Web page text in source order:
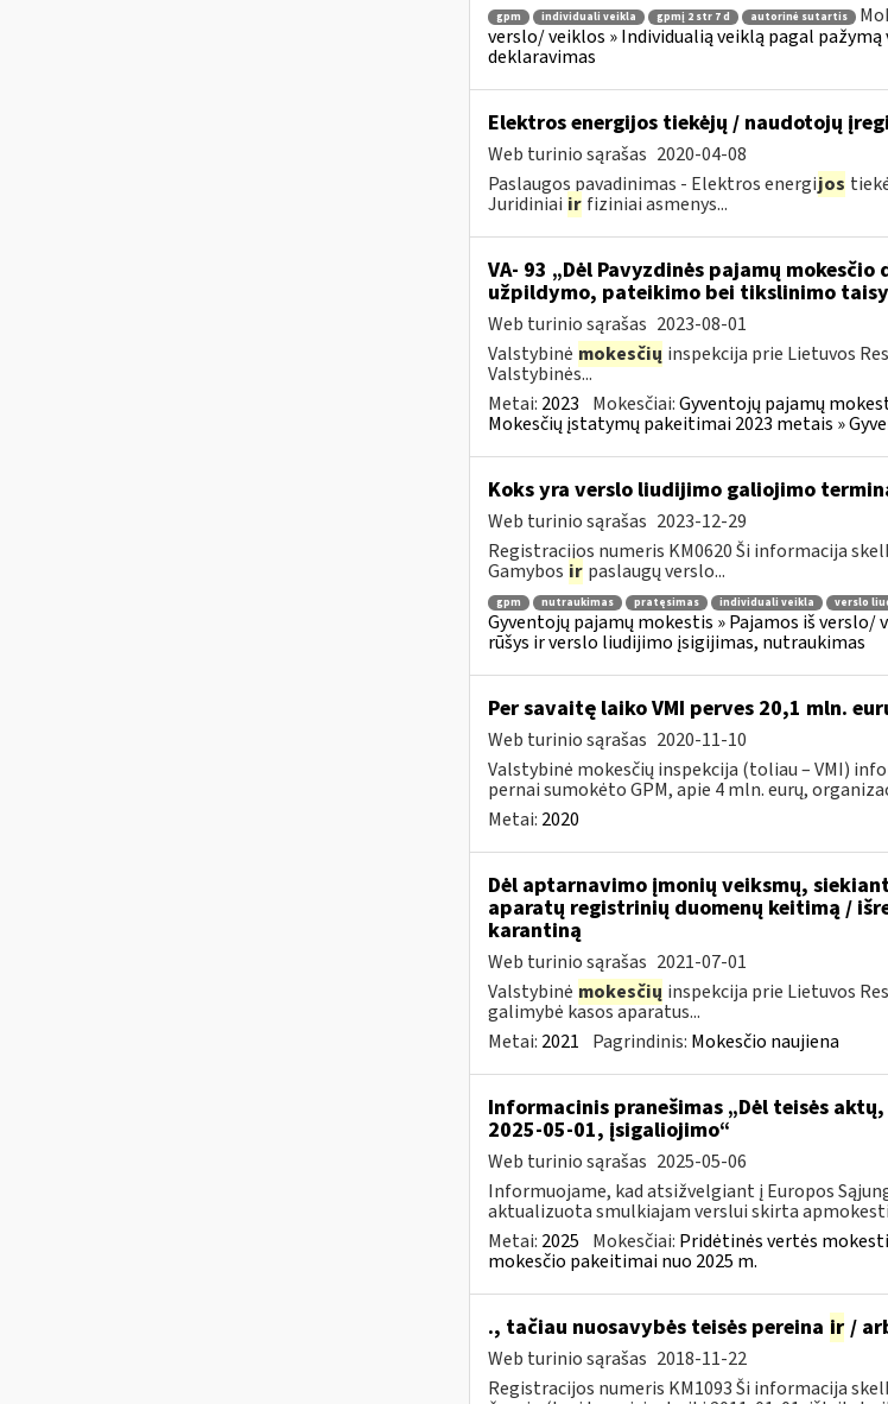
gpm individuali veikla gpmį 2 str 7 d autorinė sutartis
verslo/ veiklos » Individualią veiklą pagal
deklaravimas
Elektros energijos tiekėjų / naudotojų
Web turinio sąrašas 2020-04-08
Paslaugos pavadinimas - Elektros energijos
Juridiniai ir fiziniai asmenys...
VA- 93 „Dėl Pavyzdinės pajamų
užpildymo, pateikimo bei tikslinimo
Web turinio sąrašas 2023-08-01
Valstybinė mokesčių inspekcija prie Lietuvos
Valstybinės...
Metai: 2023 Mokesčiai:Gyventojų pajamų
Mokesčių įstatymų pakeitimai 2023 metais »
Koks yra verslo liudijimo galiojimo
Web turinio sąrašas 2023-12-29
Registracijos numeris KM0620 Ši informacija
Gamybos ir paslaugų verslo...
gpm nutraukimas pratęsimas individuali veikla verslo
Gyventojų pajamų mokestis » Pajamos iš verslo/
rūšys ir verslo liudijimo įsigijimas, nutraukimas
Per savaitę laiko VMI perves 20,1 mln.
Web turinio sąrašas 2020-11-10
Valstybinė mokesčių inspekcija (toliau – VMI)
pernai sumokėto GPM, apie 4 mln. eurų,
Metai: 2020
Dėl aptarnavimo įmonių veiksmų,
aparatų registrinių duomenų keitimą /
karantiną
Web turinio sąrašas 2021-07-01
Valstybinė mokesčių inspekcija prie Lietuvos
galimybė kasos aparatus...
Metai: 2021 Pagrindinis: Mokesčio naujiena
Informacinis pranešimas „Dėl teisės
2025-05-01, įsigaliojimo“
Web turinio sąrašas 2025-05-06
Informuojame, kad atsižvelgiant į Europos
aktualizuota smulkiajam verslui skirta
Metai: 2025 Mokesčiai: Pridėtinės vertės
mokesčio pakeitimai nuo 2025 m.
., tačiau nuosavybės teisės pereina ir/
Web turinio sąrašas 2018-11-22
Registracijos numeris KM1093 Ši informacija